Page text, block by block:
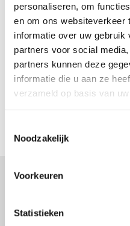
personaliseren, om
en om ons websiteverkeer
informatie over uw gebruik
partners voor social
partners kunnen deze
informatie die u aan ze
verzameld op basis van
Noodzakelijk
Voorkeuren
Statistieken
Als nieuwe
een informatiepakket
VascuZines;
enkele exemplaren van
met Vasculitis”;
enkele exemplaren van